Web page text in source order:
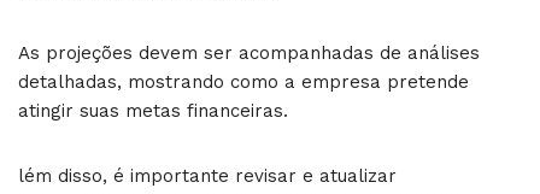
As projeções devem ser acompanhadas de análises
detalhadas, mostrando como a empresa pretende
atingir suas metas financeiras.
lém disso, é importante revisar e atualizar